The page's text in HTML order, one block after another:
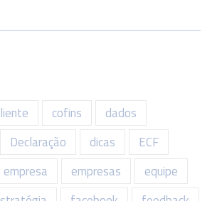
cofins
dados
Declaração dicas
ECF
empresa empresas
equipe